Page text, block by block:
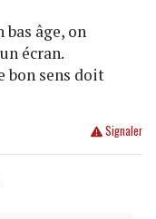
bas âge, on
écran.
bon sens doit
Signaler